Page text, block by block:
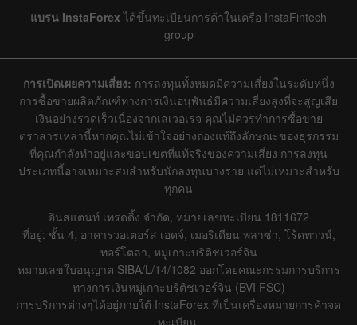
แบรน InstaForex ได้ขึ้นทะเบียนการค้าในเครือ InstaFintech
group
การเปิดเผยความเสี่ยง: การลงทุนทั้งหมดมีความเสี่ยงในระดับหนึ่ง
การซื้อขายผลิตภัณฑ์ทางการเงินอนุพันธ์มีความเสี่ยงสูงที่จะสูญเสีย
เงินอย่างรวดเร็วเนื่องจากเลเวอเรจ คุณไม่ควรทำการซื้อขาย
ตราสารเหล่านี้หากคุณไม่เข้าใจอย่างถ่องแท้ถึงลักษณะของธุรกรรม
ที่คุณกำลังทำอยู่และขอบเขตที่แท้จริงของความเสี่ยง การลงทุน
ประเภทนี้อาจเหมาะสมสำหรับนักลงทุนบางราย แต่ไม่เหมาะสำหรับ
ทุกคน
อินสแตนท์ เทรดดิ้ง จำกัด, หมายเลขทะเบียน 1811672
ที่อยู่: ชั้น 4, อาคารวอเตอร์ส เอดจ์, เมอริเดียน พลาซ่า, โร้ดทาวน์,
ทอร์โตลา, หมู่เกาะบริติชเวอร์จิน
หมายเลขใบอนุญาต SIBA/L/14/1082 ออกโดยคณะกรรมการบริการ
ทางการเงินหมู่เกาะบริติชเวอร์จิน (BVI FSC)
การบริการต่างๆได้อยู่ภายใต้ InstaForex ที่เป็นเครื่องหมายการค้าจด